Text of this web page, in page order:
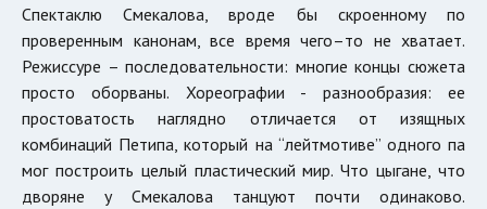
Спектаклю Смекалова, вроде бы скроенному по
проверенным канонам, все время чего–то не хватает.
Режиссуре – последовательности: многие концы сюжета
просто оборваны. Хореографии - разнообразия: ее
простоватость наглядно отличается от изящных
комбинаций Петипа, который на “лейтмотиве” одного па
мог построить целый пластический мир. Что цыгане, что
дворяне у Смекалова танцуют почти одинаково.